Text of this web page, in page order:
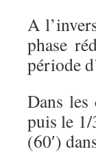
A
phase
période
Dans
puis le 1/
(60′)